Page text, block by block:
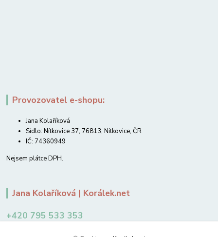
Provozovatel e-shopu:
Jana Kolaříková
Sídlo: Nítkovice 37, 76813, Nítkovice, ČR
IČ: 74360949
Nejsem plátce DPH.
Jana Kolaříková | Korálek.net
+420 795 533 353